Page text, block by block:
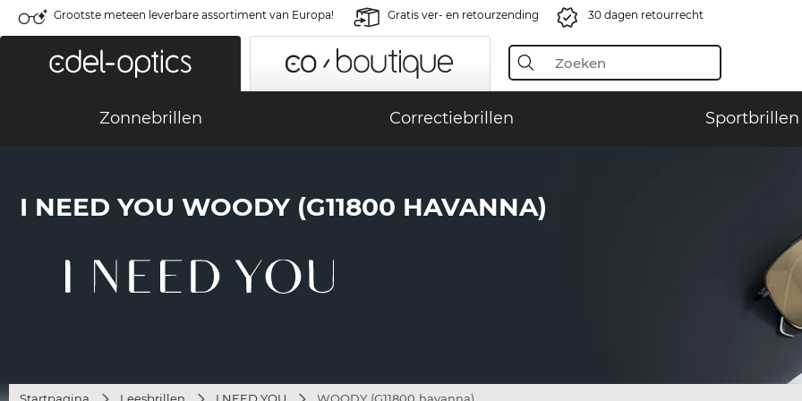
Grootste meteen leverbare assortiment van Europa! Gratis ver- en retourzending 30 dagen retourrecht
Zonnebrillen Correctiebrillen Sportbrillen
I NEED YOU WOODY (G11800 HAVANNA)